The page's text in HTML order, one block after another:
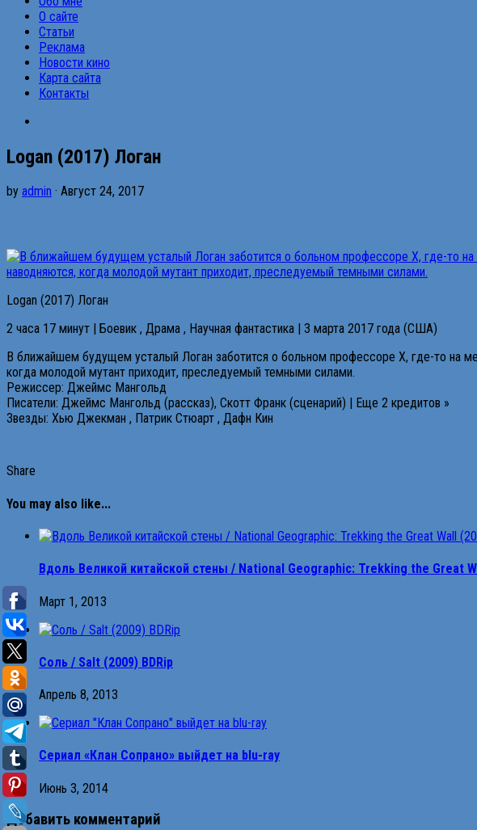
О сайте
Статьи
Реклама
Новости кино
Карта сайта
Контакты
Logan (2017) Логан
by admin · Август 24, 2017
Logan (2017) Логан
2 часа 17 минут | Боевик , Драма , Научная фантастика | 3 марта 2017 года (США)
В ближайшем будущем усталый Логан заботится о больном профессоре Х, где-то на
когда молодой мутант приходит, преследуемый темными силами.
Режиссер: Джеймс Мангольд
Писатели: Джеймс Мангольд (рассказ), Скотт Франк (сценарий) | Еще 2 кредитов »
Звезды: Хью Джекман , Патрик Стюарт , Дафн Кин
Share
You may also like...
Вдоль Великой китайской стены / National Geographic: Trekking the Great
Март 1, 2013
Соль / Salt (2009) BDRip
Апрель 8, 2013
Сериал «Клан Сопрано» выйдет на blu-ray
Июнь 3, 2014
Добавить комментарий